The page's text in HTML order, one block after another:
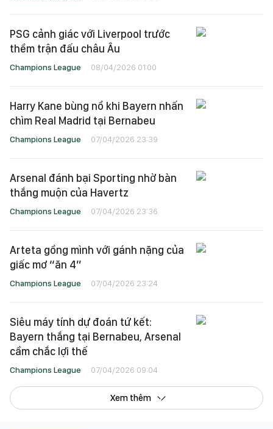
PSG cảnh giác với Liverpool trước
thềm trận đấu châu Âu
Champions League 08/04/2026 01:00
Harry Kane bùng nổ khi Bayern nhấn
chìm Real Madrid tại Bernabeu
Champions League 07/04/2026 23:39
Arsenal đánh bại Sporting nhờ bàn
thắng muộn của Havertz
Champions League 07/04/2026 23:36
Arteta gồng mình với gánh nặng của
giấc mơ “ăn 4”
Champions League 07/04/2026 23:24
Siêu máy tính dự đoán tứ kết:
Bayern thắng tại Bernabeu, Arsenal
cầm chắc lợi thế
Champions League 07/04/2026 09:04
Xem thêm